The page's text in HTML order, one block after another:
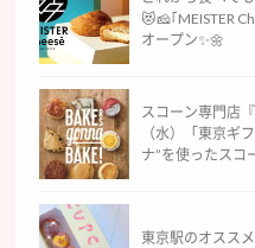
😻🧀｢MEISTER
オープン✨🌼
スコーン専門店
（水）「東京ギ
ナ”を使ったスコ
東京駅のオスス